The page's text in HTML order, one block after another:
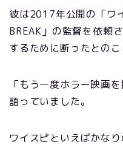
彼は2017年公開の「ワ
BREAK」の監督を依頼
するために断ったとのこ
「もう一度ホラー映画
語っていました。
ワイスピといえばかな